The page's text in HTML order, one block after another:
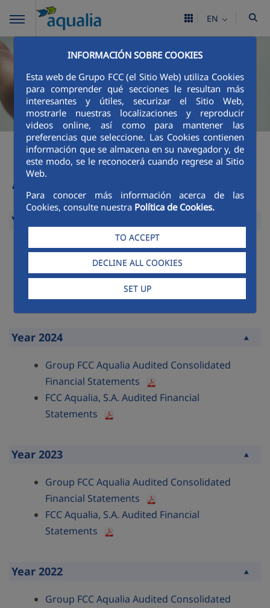
INFORMACIÓN SOBRE COOKIES
Esta web de Grupo FCC (el Sitio Web) utiliza Cookies
para comprender qué secciones le resultan más
interesantes y útiles, securizar el Sitio Web,
mostrarle nuestras localizaciones y reproducir
videos online, así como para mantener las
preferencias que seleccione. Las Cookies contienen
información que se almacena en su navegador y, de
este modo, se le reconocerá cuando regrese al Sitio
Web.
Para conocer más información acerca de las
Cookies, consulte nuestra Política de Cookies.
TO ACCEPT
DECLINE ALL COOKIES
SET UP
EN
Annual Accounts
Year 2025
Group FCC Aqualia Audited Consolidated
Financial Statements
FCC Aqualia, S.A. Audited Financial
Statements
Year 2024
Group FCC Aqualia Audited Consolidated
Financial Statements
FCC Aqualia, S.A. Audited Financial
Statements
Year 2023
Group FCC Aqualia Audited Consolidated
Financial Statements
FCC Aqualia, S.A. Audited Financial
Statements
Year 2022
Group FCC Aqualia Audited Consolidated